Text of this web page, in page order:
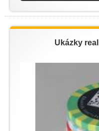
Ukázky